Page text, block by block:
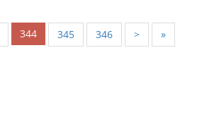
344 345 346 > »